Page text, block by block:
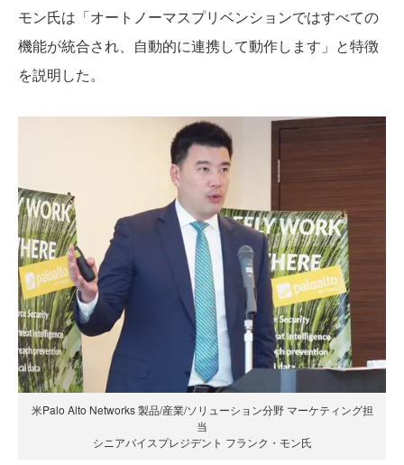
モン氏は「オートノーマスプリベンションではすべての
機能が統合され、自動的に連携して動作します」と特徴
を説明した。
米Palo Alto Networks 製品/産業/ソリューション分野 マーケティング担
当
シニアバイスプレジデント フランク・モン氏